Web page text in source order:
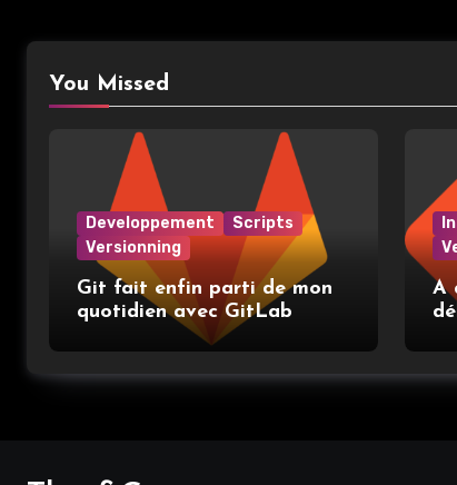
You Missed
Developpement
Scripts
Versionning
Git fait enfin parti de mon
quotidien avec GitLab
A